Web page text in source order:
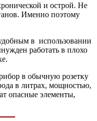
и острой. Не
Именно поэтому
в использовании
работать в плохо
в обычную розетку
в литрах, мощностью,
опасные элементы,